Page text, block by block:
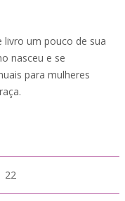
livro um pouco de sua
nasceu e se
para mulheres
22